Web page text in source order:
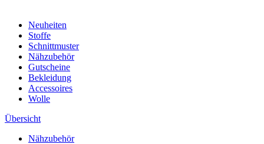
Neuheiten
Stoffe
Schnittmuster
Nähzubehör
Gutscheine
Bekleidung
Accessoires
Wolle
Übersicht
Nähzubehör